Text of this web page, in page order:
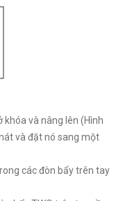
khóa và nâng lên (Hình
và đặt nó sang một
các đòn bẩy trên tay